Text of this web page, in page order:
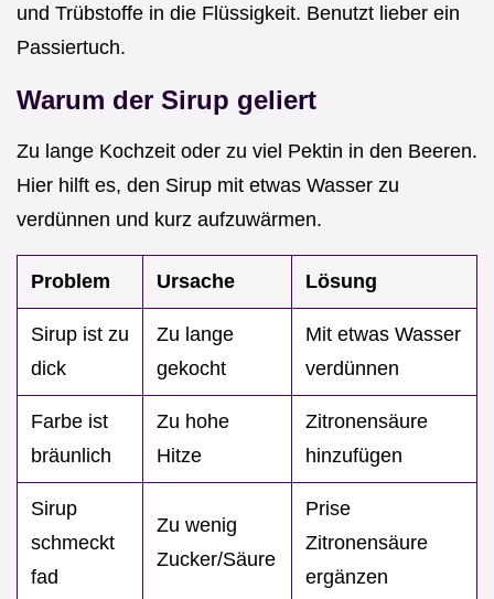
und Trübstoffe in die Flüssigkeit. Benutzt lieber ein
Passiertuch.
Warum der Sirup geliert
Zu lange Kochzeit oder zu viel Pektin in den Beeren.
Hier hilft es, den Sirup mit etwas Wasser zu
verdünnen und kurz aufzuwärmen.
Problem Ursache Lösung
Sirup ist zu
dick
Zu lange
gekocht
Mit etwas Wasser
verdünnen
Farbe ist
bräunlich
Zu hohe
Hitze
Zitronensäure
hinzufügen
Sirup
schmeckt
fad
Zu wenig
Zucker/Säure
Prise
Zitronensäure
ergänzen